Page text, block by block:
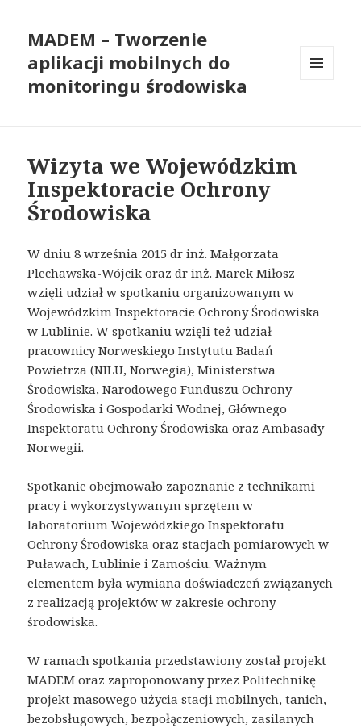
MADEM – Tworzenie
aplikacji mobilnych do
monitoringu środowiska
Wizyta we Wojewódzkim
Inspektoracie Ochrony
Środowiska
W dniu 8 września 2015 dr inż. Małgorzata
Plechawska-Wójcik oraz dr inż. Marek Miłosz
wzięli udział w spotkaniu organizowanym w
Wojewódzkim Inspektoracie Ochrony Środowiska
w Lublinie. W spotkaniu wzięli też udział
pracownicy Norweskiego Instytutu Badań
Powietrza (NILU, Norwegia), Ministerstwa
Środowiska, Narodowego Funduszu Ochrony
Środowiska i Gospodarki Wodnej, Głównego
Inspektoratu Ochrony Środowiska oraz Ambasady
Norwegii.
Spotkanie obejmowało zapoznanie z technikami
pracy i wykorzystywanym sprzętem w
laboratorium Wojewódzkiego Inspektoratu
Ochrony Środowiska oraz stacjach pomiarowych w
Puławach, Lublinie i Zamościu. Ważnym
elementem była wymiana doświadczeń związanych
z realizacją projektów w zakresie ochrony
środowiska.
W ramach spotkania przedstawiony został projekt
MADEM oraz zaproponowany przez Politechnikę
projekt masowego użycia stacji mobilnych, tanich,
bezobsługowych, bezpołączeniowych, zasilanych